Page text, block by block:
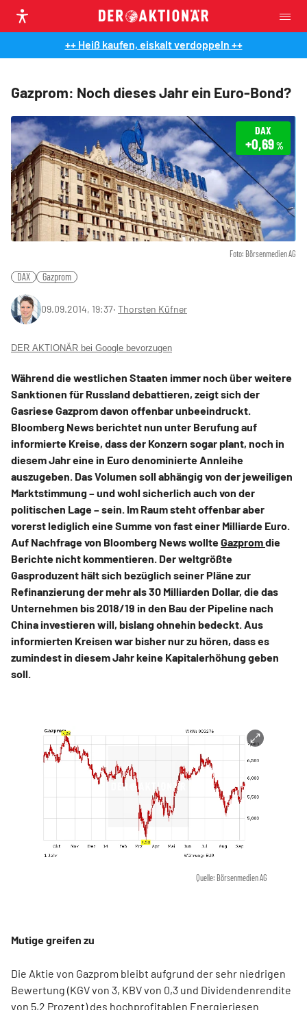
++ Heiß kaufen, eiskalt verdoppeln ++
Gazprom: Noch dieses Jahr ein Euro-Bond?
Foto: Börsenmedien AG
DAX
+0,69%
DAX Gazprom
09.09.2014, 19:37‧ Thorsten Küfner
DER AKTIONÄR bei Google bevorzugen
Während die westlichen Staaten immer noch über weitere
Sanktionen für Russland debattieren, zeigt sich der
Gasriese Gazprom davon offenbar unbeeindruckt.
Bloomberg News berichtet nun unter Berufung auf
informierte Kreise, dass der Konzern sogar plant, noch in
diesem Jahr eine in Euro denominierte Annleihe
auszugeben. Das Volumen soll abhängig von der jeweiligen
Marktstimmung – und wohl sicherlich auch von der
politischen Lage – sein. Im Raum steht offenbar aber
vorerst lediglich eine Summe von fast einer Milliarde Euro.
Auf Nachfrage von Bloomberg News wollteGazpromdie
Berichte nicht kommentieren. Der weltgrößte
Gasproduzent hält sich bezüglich seiner Pläne zur
Refinanzierung der mehr als 30 Milliarden Dollar, die das
Unternehmen bis 2018/19 in den Bau der Pipeline nach
China investieren will, bislang ohnehin bedeckt. Aus
informierten Kreisen war bisher nur zu hören, dass es
zumindest in diesem Jahr keine Kapitalerhöhung geben
soll.
Quelle: Börsenmedien AG
Mutige greifen zu
Die Aktie von Gazprom bleibt aufgrund der sehr niedrigen
Bewertung (KGV von 3, KBV von 0,3 und Dividendenrendite
von 5,2 Prozent) des hochprofitablen Energieriesen